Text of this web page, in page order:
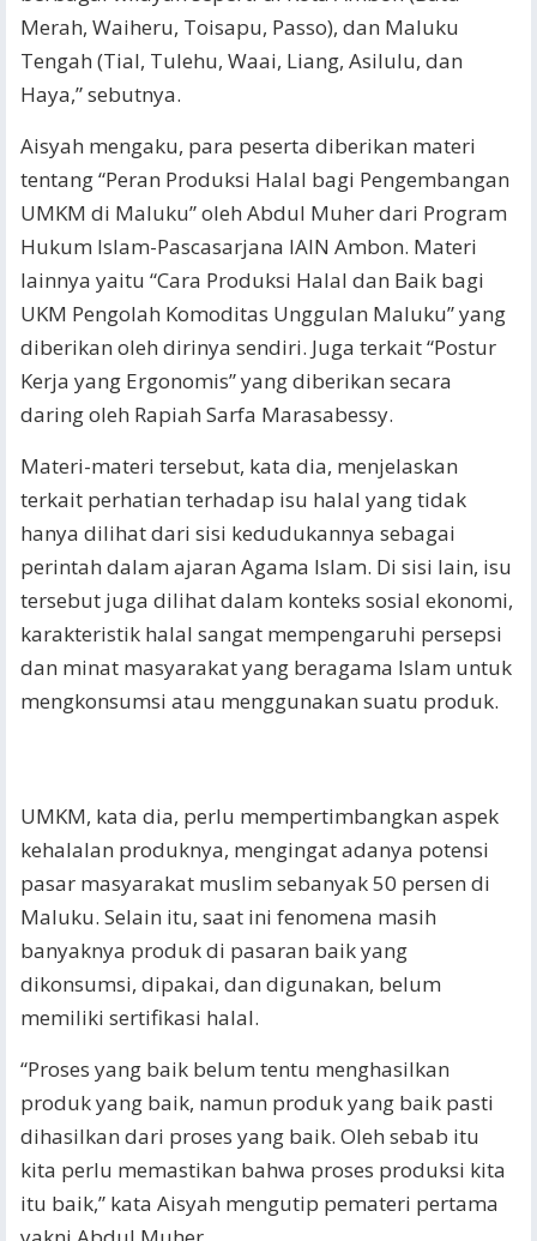
Merah, Waiheru, Toisapu, Passo), dan Maluku
Tengah (Tial, Tulehu, Waai, Liang, Asilulu, dan
Haya,” sebutnya.
Aisyah mengaku, para peserta diberikan materi
tentang “Peran Produksi Halal bagi Pengembangan
UMKM di Maluku” oleh Abdul Muher dari Program
Hukum Islam-Pascasarjana IAIN Ambon. Materi
lainnya yaitu “Cara Produksi Halal dan Baik bagi
UKM Pengolah Komoditas Unggulan Maluku” yang
diberikan oleh dirinya sendiri. Juga terkait “Postur
Kerja yang Ergonomis” yang diberikan secara
daring oleh Rapiah Sarfa Marasabessy.
Materi-materi tersebut, kata dia, menjelaskan
terkait perhatian terhadap isu halal yang tidak
hanya dilihat dari sisi kedudukannya sebagai
perintah dalam ajaran Agama Islam. Di sisi lain, isu
tersebut juga dilihat dalam konteks sosial ekonomi,
karakteristik halal sangat mempengaruhi persepsi
dan minat masyarakat yang beragama Islam untuk
mengkonsumsi atau menggunakan suatu produk.
UMKM, kata dia, perlu mempertimbangkan aspek
kehalalan produknya, mengingat adanya potensi
pasar masyarakat muslim sebanyak 50 persen di
Maluku. Selain itu, saat ini fenomena masih
banyaknya produk di pasaran baik yang
dikonsumsi, dipakai, dan digunakan, belum
memiliki sertifikasi halal.
“Proses yang baik belum tentu menghasilkan
produk yang baik, namun produk yang baik pasti
dihasilkan dari proses yang baik. Oleh sebab itu
kita perlu memastikan bahwa proses produksi kita
itu baik,” kata Aisyah mengutip pemateri pertama